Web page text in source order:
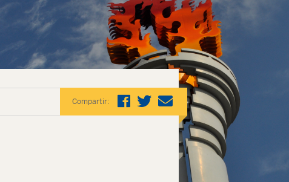
Compartir: